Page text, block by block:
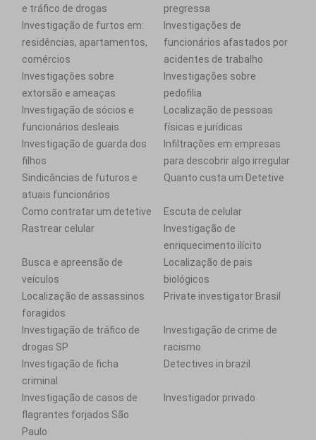
e tráfico de drogas
pregressa
Investigação de furtos em:
residências, apartamentos,
comércios
Investigações de
funcionários afastados por
acidentes de trabalho
Investigações sobre
extorsão e ameaças
Investigações sobre
pedofilia
Investigação de sócios e
funcionários desleais
Localização de pessoas
físicas e jurídicas
Investigação de guarda dos
filhos
Infiltrações em empresas
para descobrir algo irregular
Sindicâncias de futuros e
atuais funcionários
Quanto custa um Detetive
Como contratar um detetive
Escuta de celular
Rastrear celular
Investigação de
enriquecimento ilícito
Busca e apreensão de
veículos
Localização de pais
biológicos
Localização de assassinos
foragidos
Private investigator Brasil
Investigação de tráfico de
drogas SP
Investigação de crime de
racismo
Investigação de ficha
criminal
Detectives in brazil
Investigação de casos de
flagrantes forjados São
Paulo
Investigador privado